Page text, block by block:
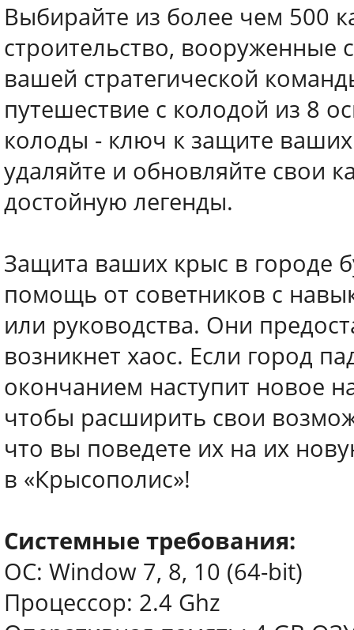
Выбирайте из более чем 500
строительство,
вашей стратегической
путешествие с колодой из 8
колоды - ключ к защите
удаляйте и обновляйте свои
достойную легенды.
Защита ваших крыс в городе
помощь от советников с
или руководства. Они
возникнет хаос. Если город
окончанием наступит новое
чтобы расширить свои
что вы поведете их на их
в «Крысополис»!
Системные требования:
ОС: Window 7, 8, 10 (64-bit)
Процессор: 2.4 Ghz